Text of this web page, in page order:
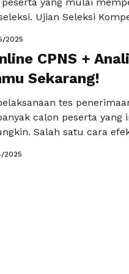
Ujian Seleksi
berbagai platform
gratis dengan soal
online …Baca
2025
CPNS +
Sekarang!
tes
calon peserta
Salah satu cara
ini, Anda dapat
2025